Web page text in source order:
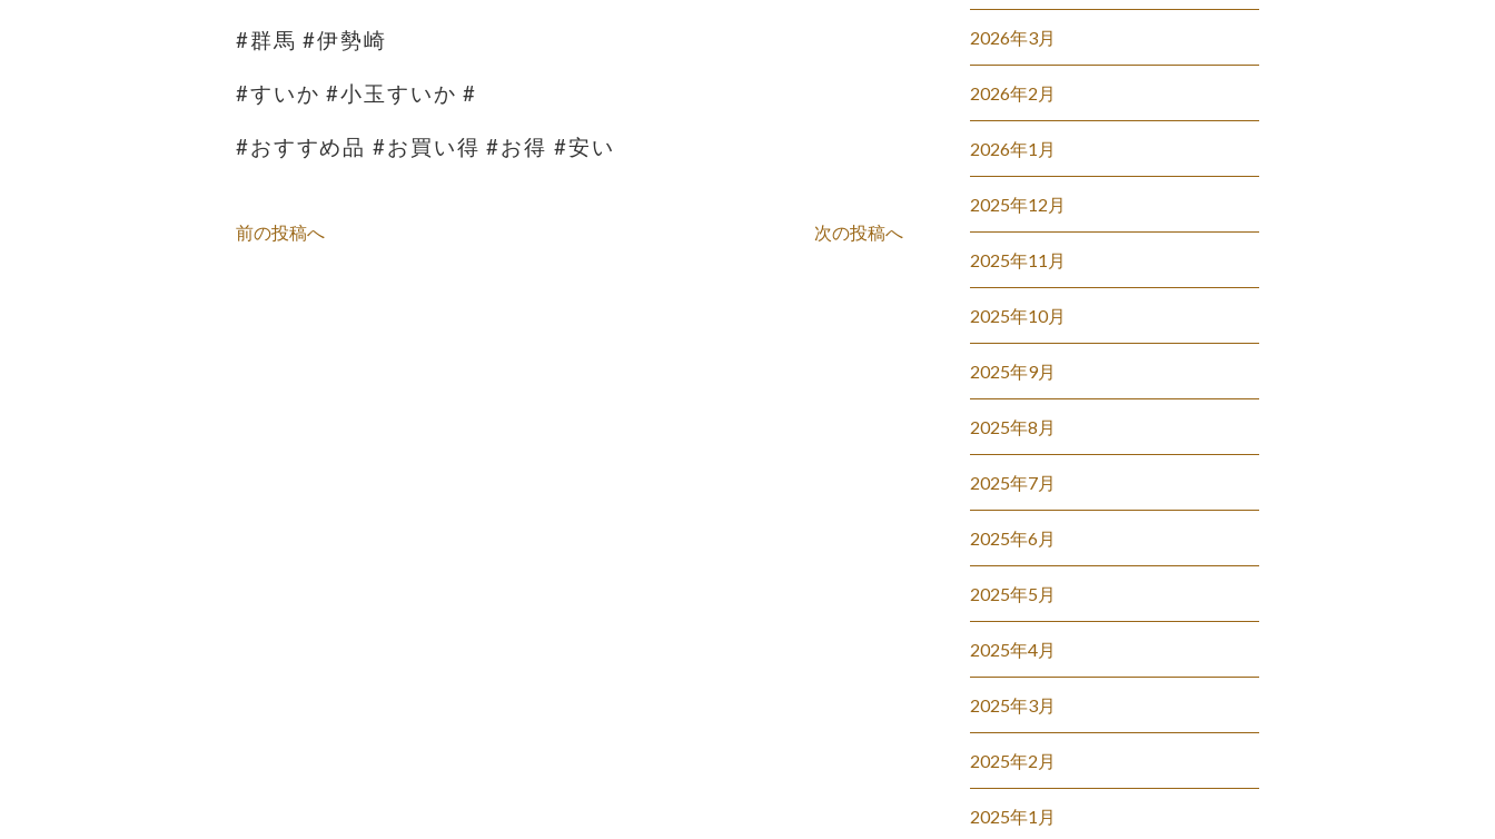
#群馬 #伊勢崎
#すいか #小玉すいか #
#おすすめ品 #お買い得 #お得 #安い
前の投稿へ 次の投稿へ
2026年3月
2026年2月
2026年1月
2025年12月
2025年11月
2025年10月
2025年9月
2025年8月
2025年7月
2025年6月
2025年5月
2025年4月
2025年3月
2025年2月
2025年1月